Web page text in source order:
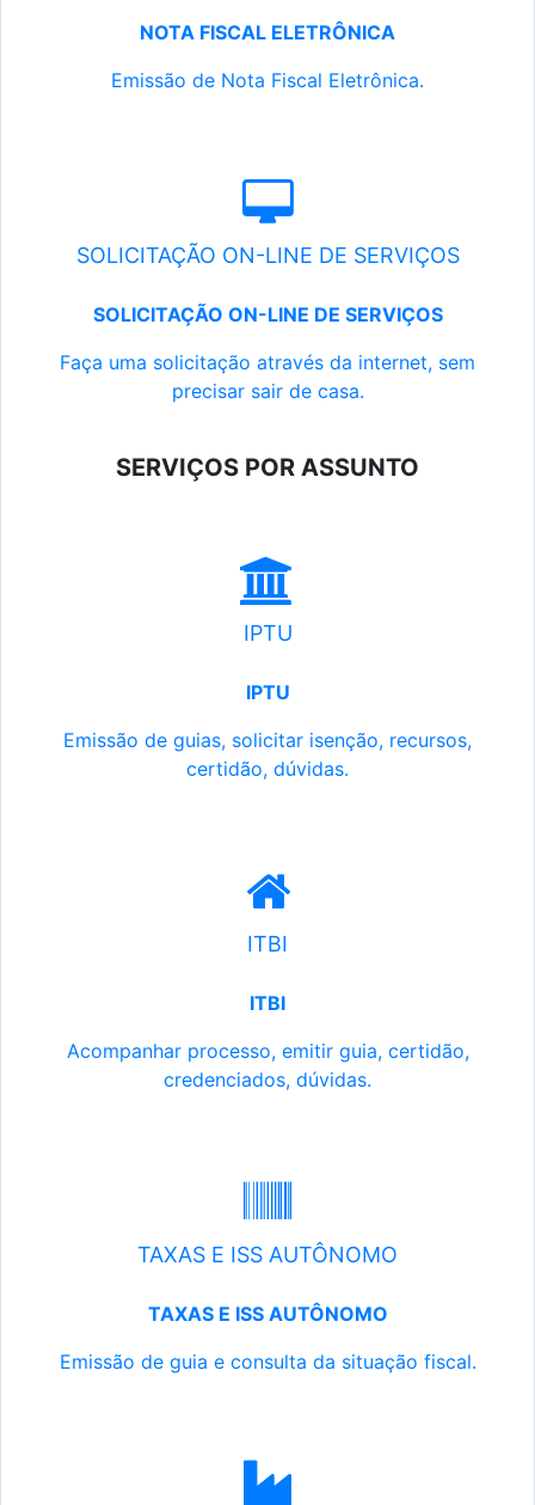
NOTA FISCAL ELETRÔNICA
Emissão de Nota Fiscal Eletrônica.
SOLICITAÇÃO ON-LINE DE SERVIÇOS
SOLICITAÇÃO ON-LINE DE SERVIÇOS
Faça uma solicitação através da internet, sem
precisar sair de casa.
SERVIÇOS POR ASSUNTO
IPTU
IPTU
Emissão de guias, solicitar isenção, recursos,
certidão, dúvidas.
ITBI
ITBI
Acompanhar processo, emitir guia, certidão,
credenciados, dúvidas.
TAXAS E ISS AUTÔNOMO
TAXAS E ISS AUTÔNOMO
Emissão de guia e consulta da situação fiscal.